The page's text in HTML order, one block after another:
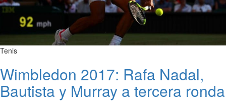
Tenis
Wimbledon 2017: Rafa Nadal,
Bautista y Murray a tercera ronda